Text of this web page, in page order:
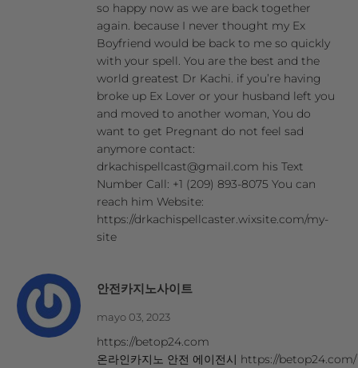
so happy now as we are back together
again. because I never thought my Ex
Boyfriend would be back to me so quickly
with your spell. You are the best and the
world greatest Dr Kachi. if you’re having
broke up Ex Lover or your husband left you
and moved to another woman, You do
want to get Pregnant do not feel sad
anymore contact:
drkachispellcast@gmail.com his Text
Number Call: +1 (209) 893-8075 You can
reach him Website:
https://drkachispellcaster.wixsite.com/my-
site
안전카지노사이트
mayo 03, 2023
https://betop24.com
온라인카지노 안전 에이전시 https://betop24.com/